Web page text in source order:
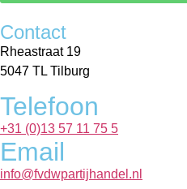
Contact
Rheastraat 19
5047 TL Tilburg
Telefoon
+31 (0)13 57 11 75 5
Email
info@fvdwpartijhandel.nl